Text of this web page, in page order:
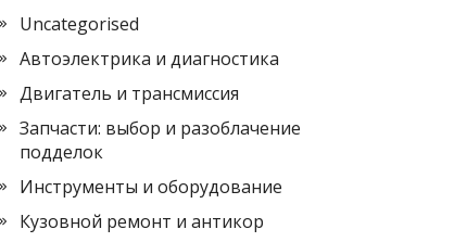
Uncategorised
Автоэлектрика и диагностика
Двигатель и трансмиссия
Запчасти: выбор и разоблачение
подделок
Инструменты и оборудование
Кузовной ремонт и антикор